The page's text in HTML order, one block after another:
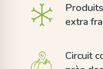
Produits
extra
Circuit